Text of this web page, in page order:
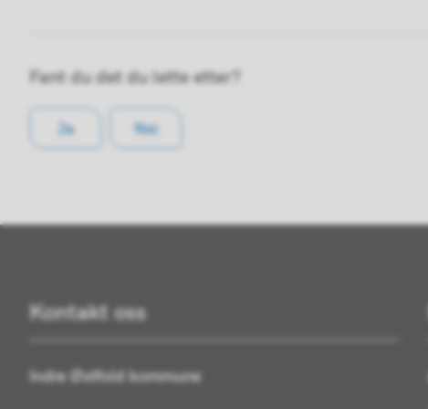
Fant du det du lette etter?
Ja Nei
Kontakt oss
Indre Østfold kommune